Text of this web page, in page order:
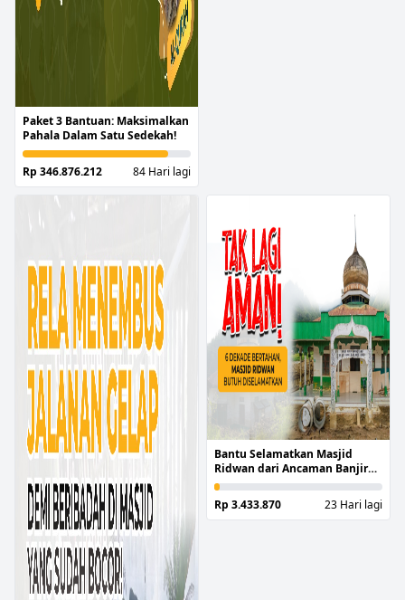
Paket 3 Bantuan: Maksimalkan
Pahala Dalam Satu Sedekah!
Rp 346.876.212 84 Hari lagi
Bantu Selamatkan Masjid
Ridwan dari Ancaman Banjir
Berkepanjangan
Rp 3.433.870
23 Hari lagi